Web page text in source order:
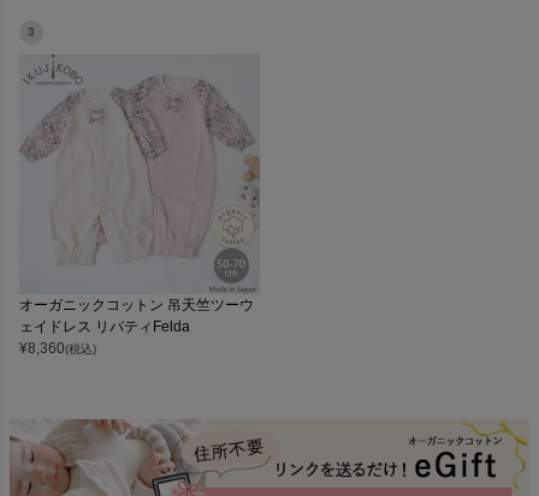
3
オーガニックコットン 吊天竺ツーウ
ェイドレス リバティFelda
¥8,360(税込)